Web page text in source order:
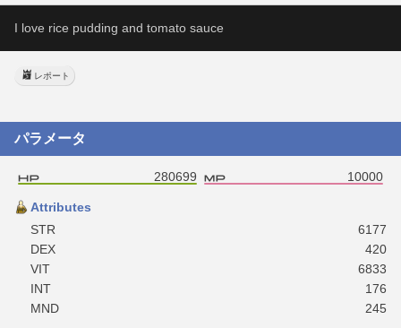
I love rice pudding and tomato sauce
レポート
パラメータ
280699 10000
Attributes
STR
6177
DEX
420
VIT
6833
INT
176
MND
245